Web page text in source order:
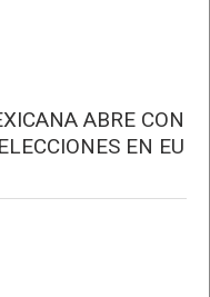
ABRE CON
EN EU